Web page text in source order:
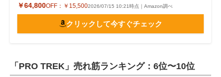
￥64,800OFF： ￥15,5002026/07/15 10:21時点｜Amazon調べ
クリックして今すぐチェック
「PRO TREK」売れ筋ランキング：6位〜10位